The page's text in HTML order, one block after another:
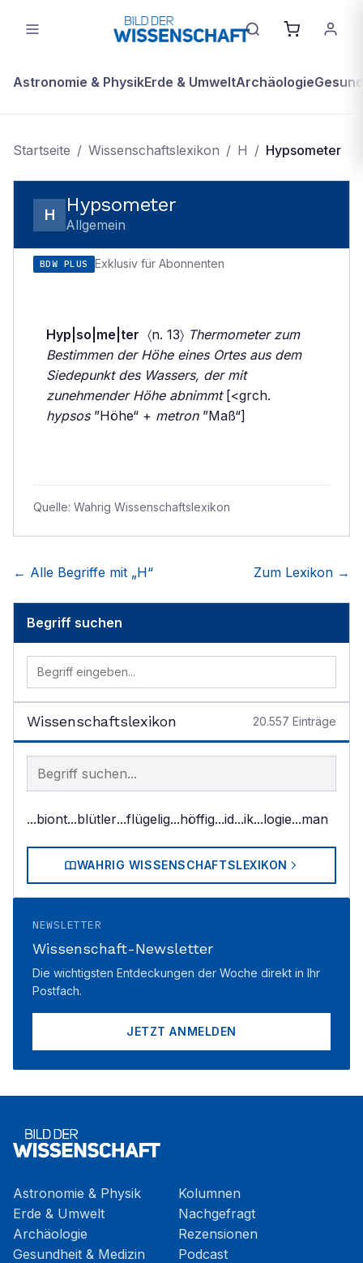
Astronomie & PhysikErde & UmweltArchäologie
Startseite / Wissenschaftslexikon / H / Hypsometer
H Hypsometer
Allgemein
BDW PLUS Exklusiv für Abonnenten
Hyp|so|me|ter 〈n. 13〉 Thermometer zum
Bestimmen der Höhe eines Ortes aus dem
Siedepunkt des Wassers, der mit
zunehmender Höhe abnimmt[<grch.
hypsos”Höhe“ + metron”Maß“]
Quelle: Wahrig Wissenschaftslexikon
← Alle Begriffe mit „H“ Zum Lexikon →
Begriff suchen
Wissenschaftslexikon 20.557 Einträge
Begriff im Lexikon suchen
...biont...blütler...flügelig...höffig...id...ik...logie...man
WAHRIG WISSENSCHAFTSLEXIKON
NEWSLETTER
Wissenschaft-Newsletter
Die wichtigsten Entdeckungen der Woche direkt in Ihr
Postfach.
JETZT ANMELDEN
Astronomie & Physik
Erde & Umwelt
Archäologie
Gesundheit & Medizin
Kolumnen
Nachgefragt
Rezensionen
Podcast